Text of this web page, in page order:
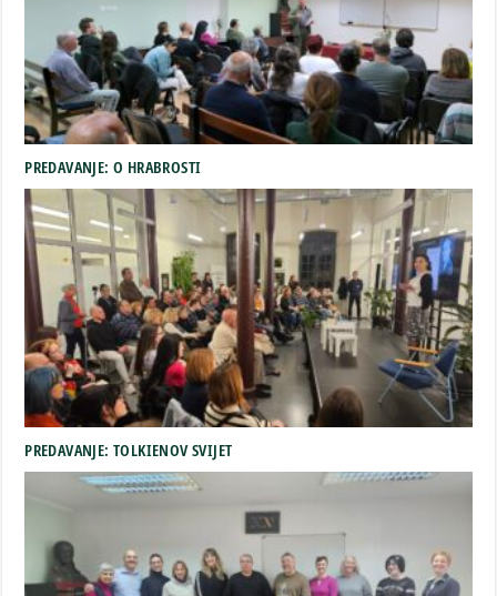
PREDAVANJE: O HRABROSTI
PREDAVANJE: TOLKIENOV SVIJET